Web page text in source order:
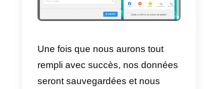
devrons entrer notre adresse e-
accepter les conditions et enfin
cliquer sur le boutonCréer un